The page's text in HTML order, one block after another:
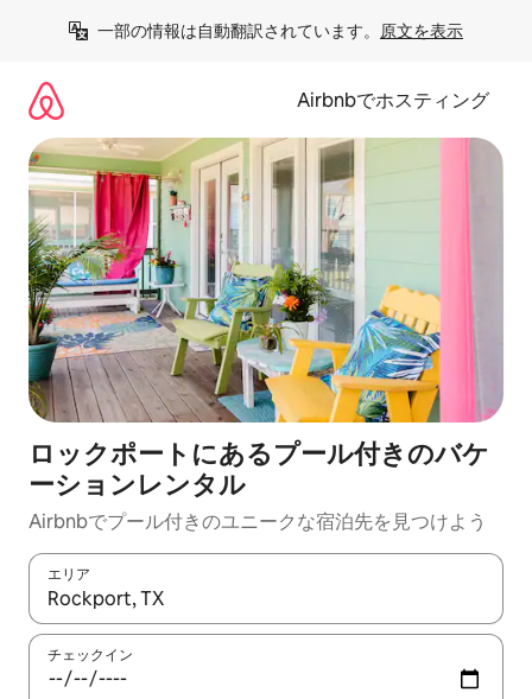
一部の情報は自動翻訳されています。 原文を表示
Airbnbでホスティング
ロックポートにあるプール付きのバケ
ーションレンタル
Airbnbでプール付きのユニークな宿泊先を見つけよう
エリア
検索結果が表示されたら、上下の矢印キーを使って移動するか
チェックイン